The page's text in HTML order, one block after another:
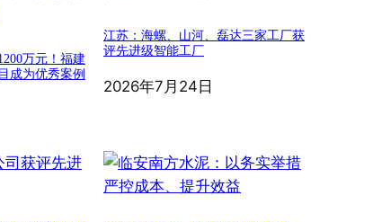
万元！福建
成为优秀案例
江苏：海螺、山河、磊达三家工厂获
评先进级智能工厂
2026年7月24日